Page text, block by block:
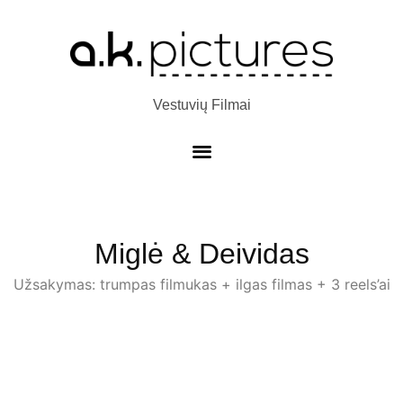
Vestuvių Filmai
Miglė & Deividas
Užsakymas: trumpas filmukas + ilgas filmas + 3 reels’ai